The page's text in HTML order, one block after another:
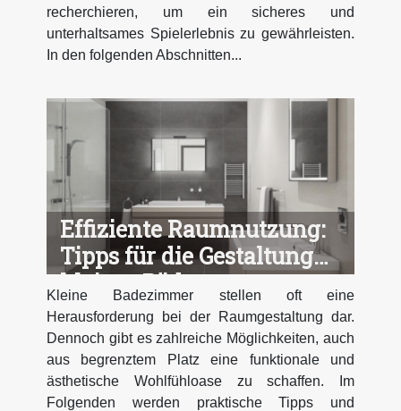
recherchieren, um ein sicheres und
unterhaltsames Spielerlebnis zu gewährleisten.
In den folgenden Abschnitten...
Effiziente Raumnutzung:
Tipps für die Gestaltung
kleiner Bäder
Kleine Badezimmer stellen oft eine
Herausforderung bei der Raumgestaltung dar.
Dennoch gibt es zahlreiche Möglichkeiten, auch
aus begrenztem Platz eine funktionale und
ästhetische Wohlfühloase zu schaffen. Im
Folgenden werden praktische Tipps und